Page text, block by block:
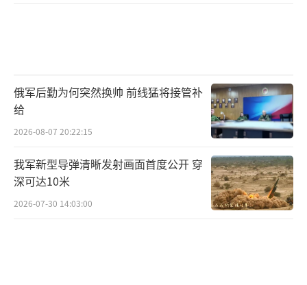
俄军后勤为何突然换帅 前线猛将接管补
给
2026-08-07 20:22:15
我军新型导弹清晰发射画面首度公开 穿
深可达10米
2026-07-30 14:03:00